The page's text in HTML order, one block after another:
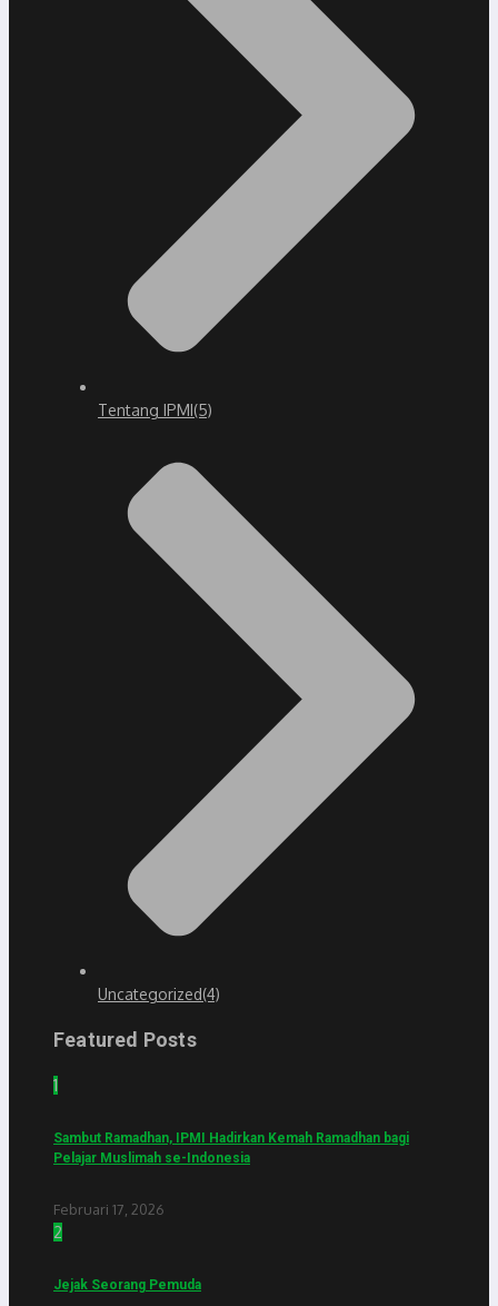
Tentang IPMI(5)
Uncategorized(4)
Featured Posts
1
Sambut Ramadhan, IPMI Hadirkan Kemah Ramadhan bagi
Pelajar Muslimah se-Indonesia
Februari 17, 2026
2
Jejak Seorang Pemuda